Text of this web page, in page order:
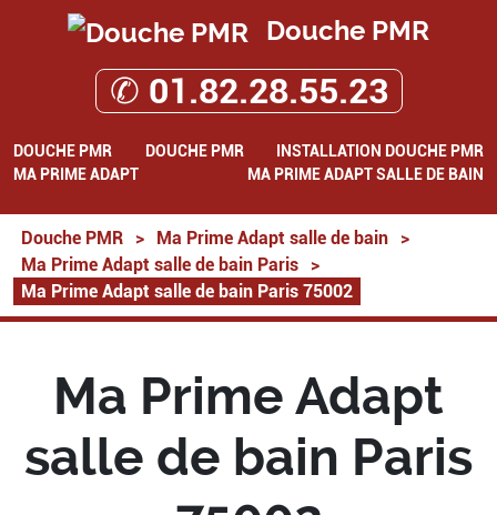
Douche PMR
✆ 01.82.28.55.23
DOUCHE PMR DOUCHE PMR
INSTALLATION DOUCHE PMR
MA PRIME ADAPT
MA PRIME ADAPT SALLE DE BAIN
Douche PMR > Ma Prime Adapt salle de bain
>
Ma Prime Adapt salle de bain Paris
>
Ma Prime Adapt salle de bain Paris 75002
Ma Prime Adapt
salle de bain Paris